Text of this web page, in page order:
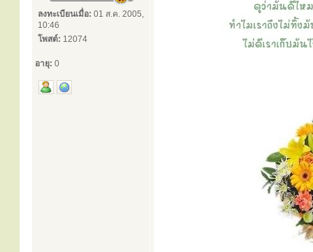
ลงทะเบียนเมื่อ: 01 ส.ค. 2005,
10:46
โพสต์: 12074
อายุ: 0